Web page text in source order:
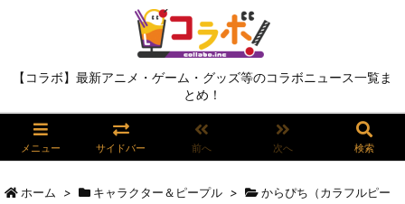
【コラボ】最新アニメ・ゲーム・グッズ等のコラボニュース一覧ま
とめ！
メニュー サイドバー 前へ 次へ 検索
ホーム > キャラクター＆ピープル >
からぴち（カラフルピー